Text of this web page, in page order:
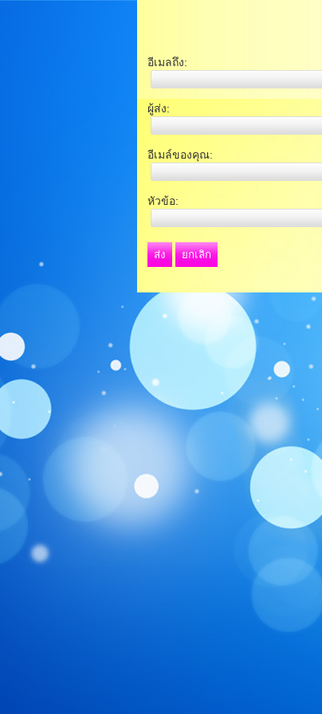
อีเมลถึง:
ผู้ส่ง:
อีเมล์ของคุณ:
หัวข้อ:
ส่ง ยกเลิก